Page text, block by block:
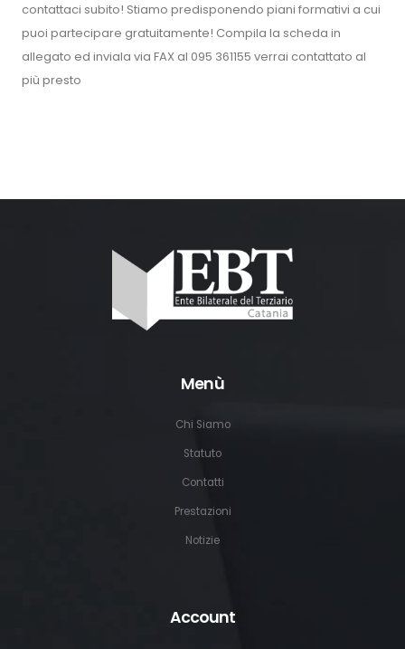
contattaci subito! Stiamo predisponendo piani formativi a cui
puoi partecipare gratuitamente! Compila la scheda in
allegato ed inviala via FAX al 095 361155 verrai contattato al
più presto
Menù
Chi Siamo
Statuto
Contatti
Prestazioni
Notizie
Account